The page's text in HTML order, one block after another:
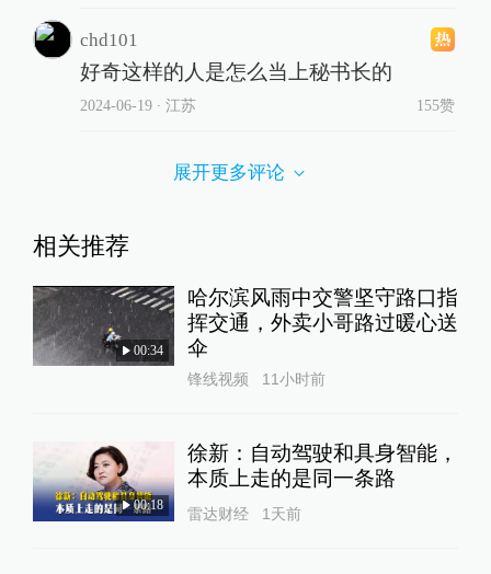
chd101
好奇这样的人是怎么当上秘书长的
2024-06-19∙ 江苏 155赞
展开更多评论
相关推荐
00:34
哈尔滨风雨中交警坚守路口指
挥交通，外卖小哥路过暖心送
伞
锋线视频 11小时前
00:18
徐新：自动驾驶和具身智能，
本质上走的是同一条路
雷达财经 1天前